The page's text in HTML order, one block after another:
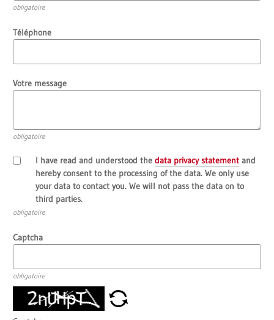
obligatoire
Téléphone
Votre message
obligatoire
I have read and understood thedata privacy statement and
hereby consent to the processing of the data. We only use
your data to contact you. We will not pass the data on to
third parties.
obligatoire
Captcha
obligatoire